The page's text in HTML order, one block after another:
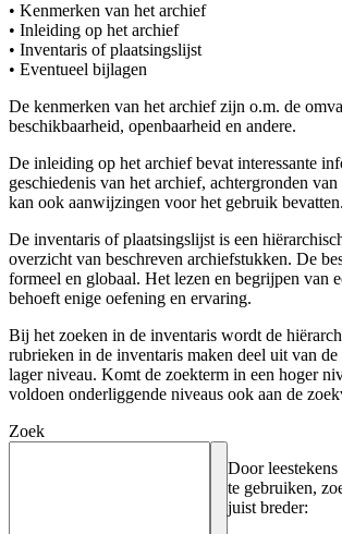
• Kenmerken van het archief
• Inleiding op het archief
• Inventaris of plaatsingslijst
• Eventueel bijlagen
De kenmerken van het archief zijn o.m. de
beschikbaarheid, openbaarheid en andere.
De inleiding op het archief bevat interessante
geschiedenis van het archief, achtergronden
kan ook aanwijzingen voor het gebruik bevatten.
De inventaris of plaatsingslijst is een
overzicht van beschreven archiefstukken. De
formeel en globaal. Het lezen en begrijpen van
behoeft enige oefening en ervaring.
Bij het zoeken in de inventaris wordt de
rubrieken in de inventaris maken deel uit van
lager niveau. Komt de zoekterm in een hoger
voldoen onderliggende niveaus ook aan de
Zoek
Door
te gebruiken,
juist breder: